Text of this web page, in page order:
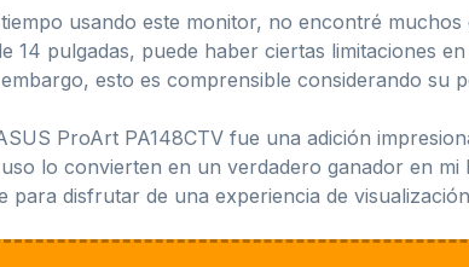
usando este monitor, no encontré
14 pulgadas, puede haber ciertas limitaciones
esto es comprensible considerando su
ProArt PA148CTV fue una adición
lo convierten en un verdadero ganador en
para disfrutar de una experiencia de